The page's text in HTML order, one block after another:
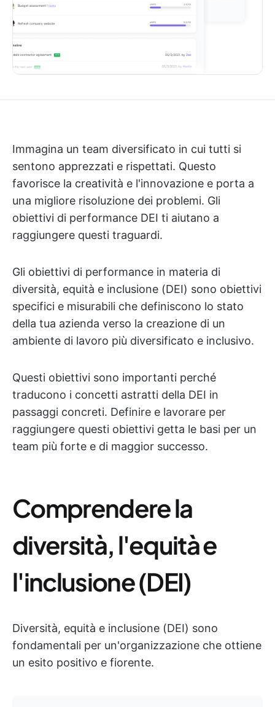
Immagina un team diversificato in cui tutti si
sentono apprezzati e rispettati. Questo
favorisce la creatività e l'innovazione e porta a
una migliore risoluzione dei problemi. Gli
obiettivi di performance DEI ti aiutano a
raggiungere questi traguardi.
Gli obiettivi di performance in materia di
diversità, equità e inclusione (DEI) sono obiettivi
specifici e misurabili che definiscono lo stato
della tua azienda verso la creazione di un
ambiente di lavoro più diversificato e inclusivo.
Questi obiettivi sono importanti perché
traducono i concetti astratti della DEI in
passaggi concreti. Definire e lavorare per
raggiungere questi obiettivi getta le basi per un
team più forte e di maggior successo.
Comprendere la
diversità, l'equità e
l'inclusione (DEI)
Diversità, equità e inclusione (DEI) sono
fondamentali per un'organizzazione che ottiene
un esito positivo e fiorente.